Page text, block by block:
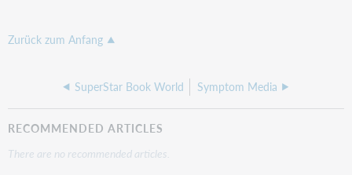
Zurück zum Anfang
SuperStar Book World Symptom Media
RECOMMENDED ARTICLES
There are no recommended articles.